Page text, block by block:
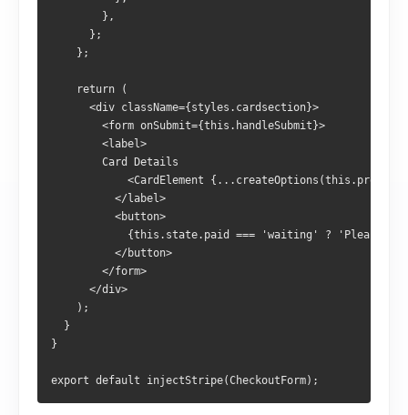
        },
      };
    };
    return (
      <div className={styles.cardsection}>
        <form onSubmit={this.handleSubmit}>
        <label>
        Card Details
<CardElement
          </label>
          <button>
{this.state.paid === 'waiting' ? 'Please
          </button>
        </form>
      </div>
    );
  }
}
export default injectStripe(CheckoutForm);